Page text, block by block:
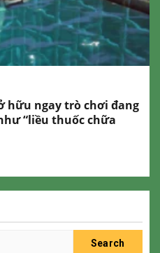
hữu ngay trò chơi đang
“liều thuốc chữa